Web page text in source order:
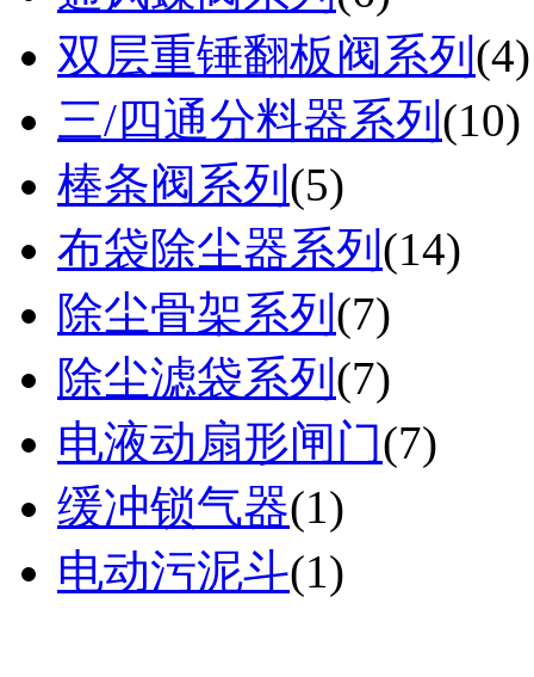
双层重锤翻板阀系列 (4)
三/四通分料器系列 (10)
棒条阀系列 (5)
布袋除尘器系列 (14)
除尘骨架系列 (7)
除尘滤袋系列 (7)
电液动扇形闸门(7)
缓冲锁气器(1)
电动污泥斗(1)